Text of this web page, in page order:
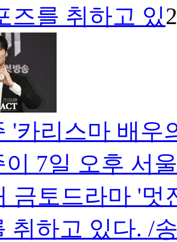
즈를 취하고 있
'카리스마 배우
7일 오후 서
금토드라마 '
취하고 있다. /